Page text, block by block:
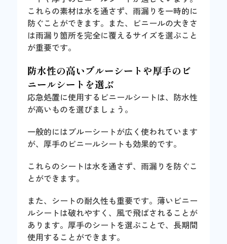
これらの素材は水を通さず、雨漏りを一時的に
防ぐことができます。また、ビニールの大きさ
は雨漏り箇所を完全に覆えるサイズを選ぶこと
が重要です。
防水性の高いブルーシートや厚手のビ
ニールシートを選ぶ
応急処置に使用するビニールシートは、防水性
が高いものを選びましょう。
一般的にはブルーシートが広く使われています
が、厚手のビニールシートも効果的です。
これらのシートは水を通さず、雨漏りを防ぐこ
とができます。
また、シートの耐久性も重要です。薄いビニー
ルシートは破れやすく、風で飛ばされることが
あります。厚手のシートを選ぶことで、長期間
使用することができます。